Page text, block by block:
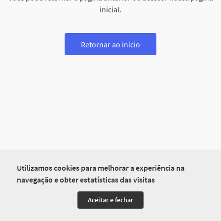
Utilizamos cookies para melhorar a experiência na
navegação e obter estatísticas das visitas
Aceitar e fechar
inicial.
Retornar ao início